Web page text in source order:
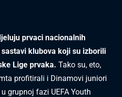
prvaci nacionalnih
klubova koji su izborili
Lige prvaka. Tako su, eto,
profitirali i Dinamovi juniori
grupnoj fazi UEFA Youth